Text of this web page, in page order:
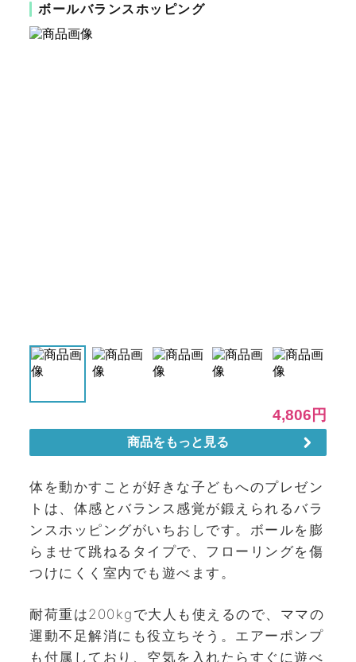
ボールバランスホッピング
体を動かすことが好きな子どもへのプレゼン
トは、体感とバランス感覚が鍛えられるバラ
ンスホッピングがいちおしです。ボールを膨
らませて跳ねるタイプで、フローリングを傷
つけにくく室内でも遊べます。
耐荷重は200kgで大人も使えるので、ママの
運動不足解消にも役立ちそう。エアーポンプ
も付属しており、空気を入れたらすぐに遊べ